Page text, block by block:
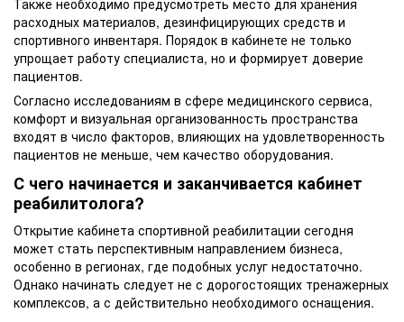
Также необходимо предусмотреть место для хранения
расходных материалов, дезинфицирующих средств и
спортивного инвентаря. Порядок в кабинете не только
упрощает работу специалиста, но и формирует доверие
пациентов.
Согласно исследованиям в сфере медицинского сервиса,
комфорт и визуальная организованность пространства
входят в число факторов, влияющих на удовлетворенность
пациентов не меньше, чем качество оборудования.
С чего начинается и заканчивается кабинет
реабилитолога?
Открытие кабинета спортивной реабилитации сегодня
может стать перспективным направлением бизнеса,
особенно в регионах, где подобных услуг недостаточно.
Однако начинать следует не с дорогостоящих тренажерных
комплексов, а с действительно необходимого оснащения.